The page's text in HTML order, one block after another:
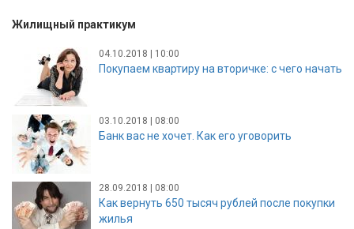
Жилищный практикум
04.10.2018 | 10:00
Покупаем квартиру на вторичке: с чего начать
03.10.2018 | 08:00
Банк вас не хочет. Как его уговорить
28.09.2018 | 08:00
Как вернуть 650 тысяч рублей после покупки
жилья